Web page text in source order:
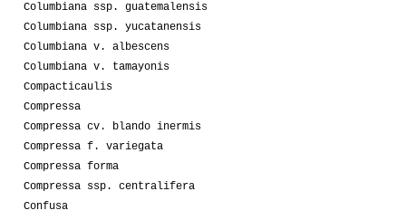
Columbiana ssp. guatemalensis
Columbiana ssp. yucatanensis
Columbiana v. albescens
Columbiana v. tamayonis
Compacticaulis
Compressa
Compressa cv. blando inermis
Compressa f. variegata
Compressa forma
Compressa ssp. centralifera
Confusa